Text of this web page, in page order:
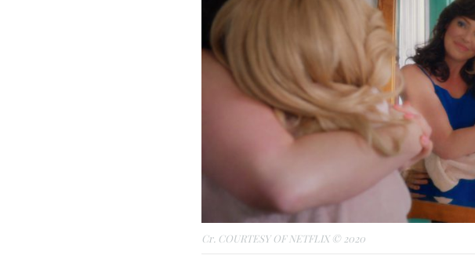
Cr. COURTESY OF NETFLIX © 2020